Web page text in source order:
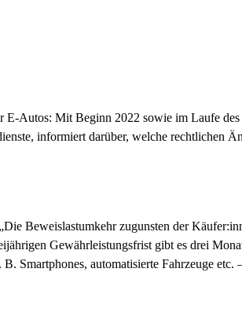
Autos: Mit Beginn 2022 sowie im Laufe des
informiert darüber, welche rechtlichen
Beweislastumkehr zugunsten der
Gewährleistungsfrist gibt es drei
automatisierte Fahrzeuge etc.